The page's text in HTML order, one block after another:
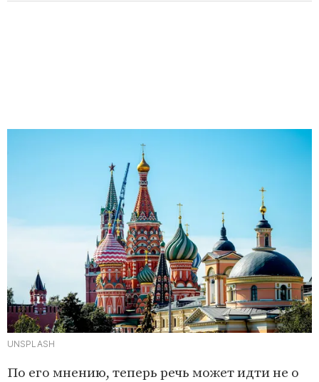
UNSPLASH
По его мнению, теперь речь может идти не о